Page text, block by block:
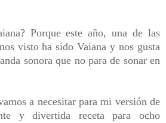
Porque este año, una de las
visto ha sido Vaiana y nos gusta
sonora que no para de sonar en
a necesitar para mi versión de
y divertida receta para ocho